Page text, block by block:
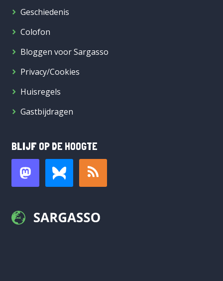
Geschiedenis
Colofon
Bloggen voor Sargasso
Privacy/Cookies
Huisregels
Gastbijdragen
BLIJF OP DE HOOGTE